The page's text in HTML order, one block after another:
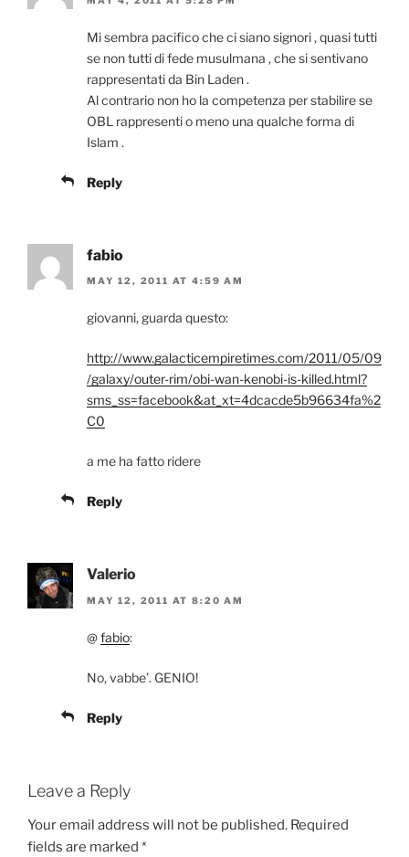
Mi sembra pacifico che ci siano signori , quasi tutti
se non tutti di fede musulmana , che si sentivano
rappresentati da Bin Laden .
Al contrario non ho la competenza per stabilire se
OBL rappresenti o meno una qualche forma di
Islam .
Reply
fabio
MAY 12, 2011 AT 4:59 AM
giovanni, guarda questo:
http://www.galacticempiretimes.com/2011/05/09
/galaxy/outer-rim/obi-wan-kenobi-is-killed.html?
sms_ss=facebook&at_xt=4dcacde5b96634fa%2
C0
a me ha fatto ridere
Reply
Valerio
MAY 12, 2011 AT 8:20 AM
@fabio:
No, vabbe’. GENIO!
Reply
Leave a Reply
Your email address will not be published. Required
fields are marked *